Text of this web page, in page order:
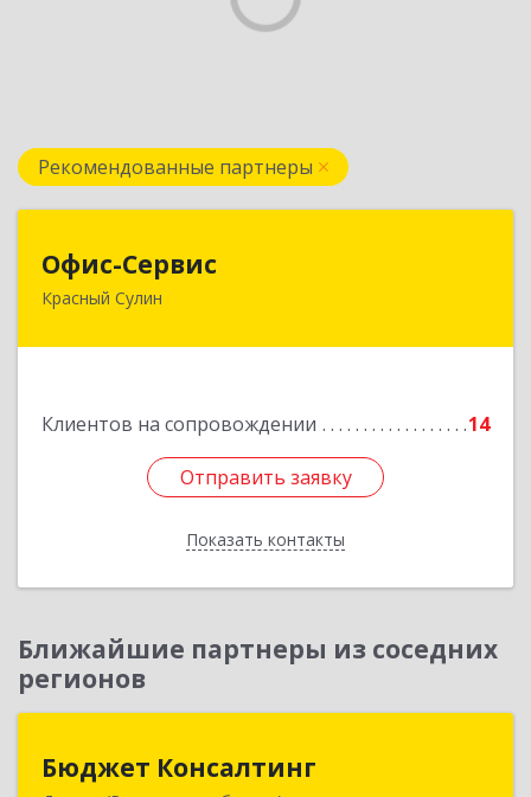
Рекомендованные партнеры
Офис-Сервис
Красный Сулин
Клиентов на сопровождении 14
Отправить заявку
Показать контакты
346350, Ростовская обл, р-н Красносулинский,
Отправить заявку
Назад
Ближайшие партнеры из соседних
регионов
Бюджет Консалтинг